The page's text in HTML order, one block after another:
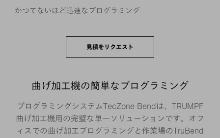
かつてないほど迅速なプログラミング
見積をリクエスト
曲げ加工機の簡単なプログラミング
プログラミングシステムTecZone Bendは、TRUMPF
曲げ加工機用の完璧な単一ソリューションです。オフ
ィスでの曲げ加工プログラミングと作業場のTruBend